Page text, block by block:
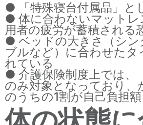
● 「特殊寝台付属品」と
● 体に合わないマットレ
用者の疲労が蓄積される
● ベッドの大きさ（シン
ブルなど）に合わせたタ
れている
● 介護保険制度上では、
のみ対象となっており、
のうちの1割が自己負担